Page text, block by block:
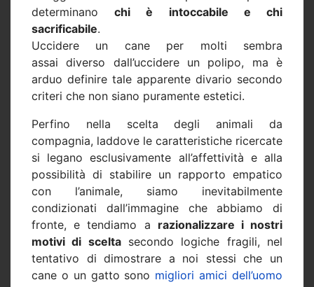
determinanochi è intoccabile e chi
sacrificabile.
Uccidere un cane per molti sembra
assai diverso dall’uccidere un polipo, ma è
arduo definire tale apparente divario secondo
criteri che non siano puramente estetici.
Perfino nella scelta degli animali da
compagnia, laddove le caratteristiche ricercate
si legano esclusivamente all’affettività e alla
possibilità di stabilire un rapporto empatico
con l’animale, siamo inevitabilmente
condizionati dall’immagine che abbiamo di
fronte, e tendiamo a razionalizzare i nostri
motivi di sceltasecondo logiche fragili, nel
tentativo di dimostrare a noi stessi che un
cane o un gatto sono migliori amici dell’uomo